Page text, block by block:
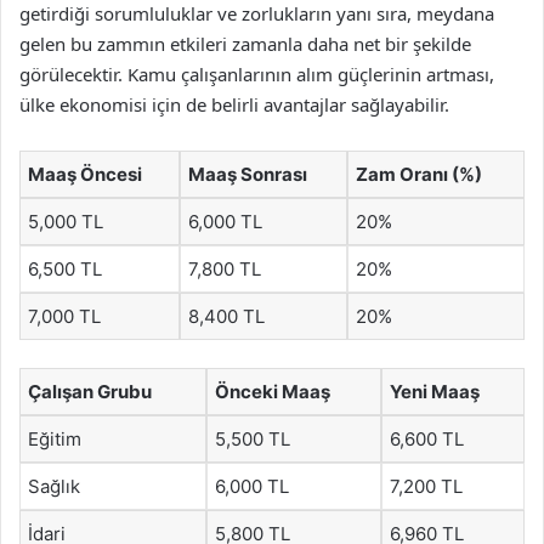
getirdiği sorumluluklar ve zorlukların yanı sıra, meydana
gelen bu zammın etkileri zamanla daha net bir şekilde
görülecektir. Kamu çalışanlarının alım güçlerinin artması,
ülke ekonomisi için de belirli avantajlar sağlayabilir.
Maaş Öncesi Maaş Sonrası Zam Oranı (%)
5,000 TL 6,000 TL 20%
6,500 TL 7,800 TL 20%
7,000 TL 8,400 TL 20%
Çalışan Grubu Önceki Maaş Yeni Maaş
Eğitim 5,500 TL 6,600 TL
Sağlık 6,000 TL 7,200 TL
İdari 5,800 TL 6,960 TL